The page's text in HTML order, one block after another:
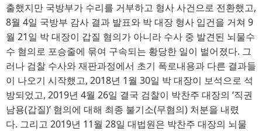
출했지만 국방부가 수리를 거부하고 형사 사건으로 전환했고,
8월 4일 국방부 감사 결과 발표와 박 대장 형사 입건을 거쳐 9
월 21일 박 대장이 갑질 혐의가 아니라 수사 중 발견된 뇌물수
수 혐의로 포승줄에 묶여 구속되는 황당한 일이 벌어졌다. 그
러나 검찰 수사와 재판과정에서 초기 폭로내용과 다른 결과들
이 나오기 시작했고, 2018년 1월 30일 박 대장이 보석으로 석
방되었고, 2019년 4월 26일 결국 검찰이 박찬주 대장의 ‘직권
남용(갑질)’ 혐의에 대해 최종 불기소(무혐의) 처분을 내렸
다. 그리고 2019년 11월 28일 대법원은 박찬주 대장의 뇌물